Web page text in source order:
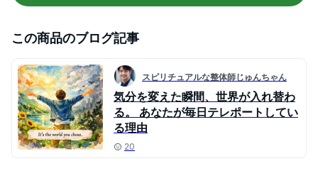
この商品のブログ記事
スピリチュアルな整体師じゅんちゃん
気分を変えた瞬間、世界が入れ替わ
る。 あなたが毎日テレポートしてい
る理由
20